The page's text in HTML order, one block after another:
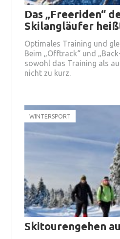
Das „Freeriden“
Skilangläufer
Optimales Training und
Beim „Offtrack“ und
sowohl das Training als
nicht zu kurz.
WINTERSPORT
Skitourengehen